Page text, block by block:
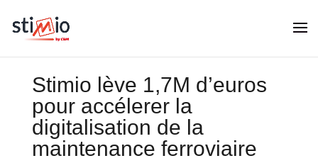
Stimio lève 1,7M d’euros
pour accélerer la
digitalisation de la
maintenance ferroviaire